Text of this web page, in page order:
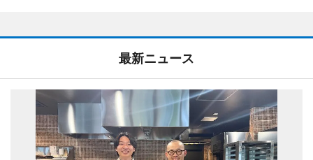
最新ニュース